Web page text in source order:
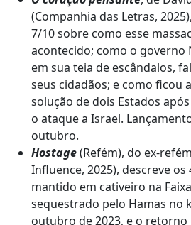
(Companhia das Letras,
7/10 sobre como esse
acontecido; como o governo
em sua teia de escândalos,
seus cidadãos; e como ficou
solução de dois Estados
o ataque a Israel.
outubro.
Hostage(Refém), do ex-
Influence, 2025), descreve
mantido em cativeiro na
sequestrado pelo Hamas no
outubro de 2023, e o retorno